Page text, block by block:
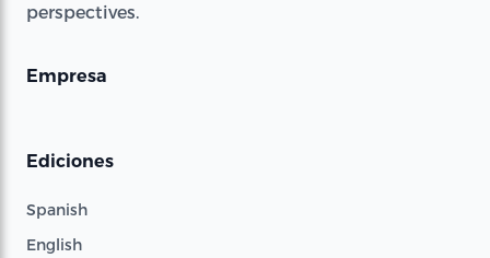
perspectives.
Empresa
Ediciones
Spanish
English